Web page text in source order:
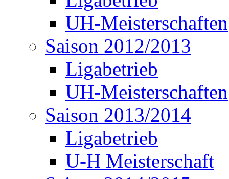
UH-Meisterschaften
Saison 2012/2013
Ligabetrieb
UH-Meisterschaften
Saison 2013/2014
Ligabetrieb
U-H Meisterschaft